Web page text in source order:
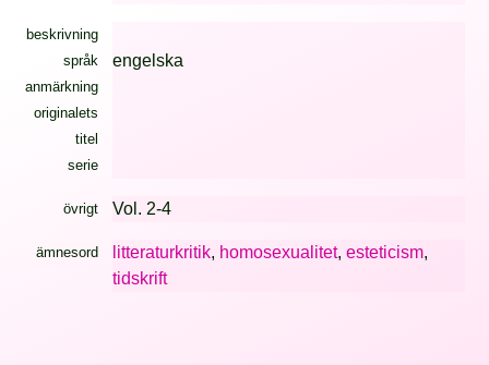
beskrivning
språk
engelska
anmärkning
originalets
titel
serie
övrigt Vol. 2-4
ämnesord litteraturkritik, homosexualitet, esteticism,
tidskrift